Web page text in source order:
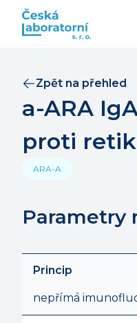
Zpět na přehled
a-ARA
proti
ARA-A
Parametry
Princip
nepřímá